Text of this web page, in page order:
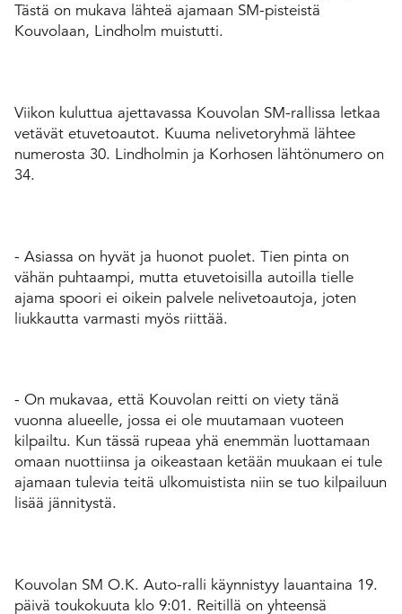
Tästä on mukava lähteä ajamaan SM-pisteistä
Kouvolaan, Lindholm muistutti.
Viikon kuluttua ajettavassa Kouvolan SM-rallissa letkaa
vetävät etuvetoautot. Kuuma nelivetoryhmä lähtee
numerosta 30. Lindholmin ja Korhosen lähtönumero on
34.
- Asiassa on hyvät ja huonot puolet. Tien pinta on
vähän puhtaampi, mutta etuvetoisilla autoilla tielle
ajama spoori ei oikein palvele nelivetoautoja, joten
liukkautta varmasti myös riittää.
- On mukavaa, että Kouvolan reitti on viety tänä
vuonna alueelle, jossa ei ole muutamaan vuoteen
kilpailtu. Kun tässä rupeaa yhä enemmän luottamaan
omaan nuottiinsa ja oikeastaan ketään muukaan ei tule
ajamaan tulevia teitä ulkomuistista niin se tuo kilpailuun
lisää jännitystä.
Kouvolan SM O.K. Auto-ralli käynnistyy lauantaina 19.
päivä toukokuuta klo 9:01. Reitillä on yhteensä